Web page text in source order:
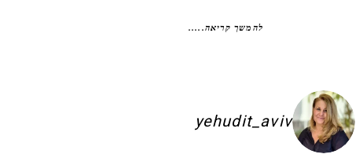
להמשך קריאה.....
yehudit_aviv